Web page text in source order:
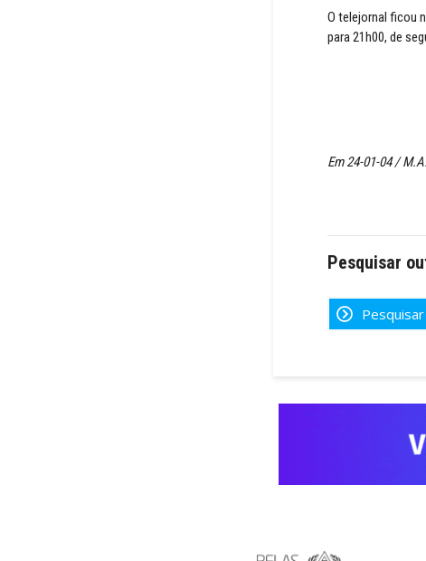
O telejornal ficou
para 21h00, de
Em 24-01-04 /
Pesquisar
Pesquisar